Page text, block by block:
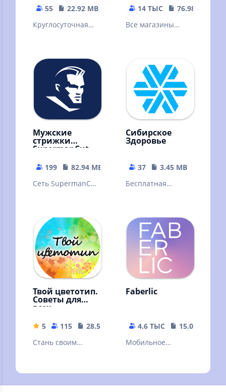
55
22.92 MB
Круглосуточная
здоровья "Эстетик"
14 ТЫС
76.98 MB
Все магазины
приложении!
Мужские
стрижки
SupermanCut
199
82.94 MB
Сеть SupermanCut
бритье, укладка и
другие услуги
Сибирское
Здоровье
37
3.45 MB
Бесплатная
интернет-
магазине Siberian
Wellness
Твой цветотип.
Советы для
всех
5 115
28.54 MB
Стань своим
приложение по
цветотипу
Faberlic
4.6 ТЫС
15.07 MB
Мобильное
продукции в
любое время в